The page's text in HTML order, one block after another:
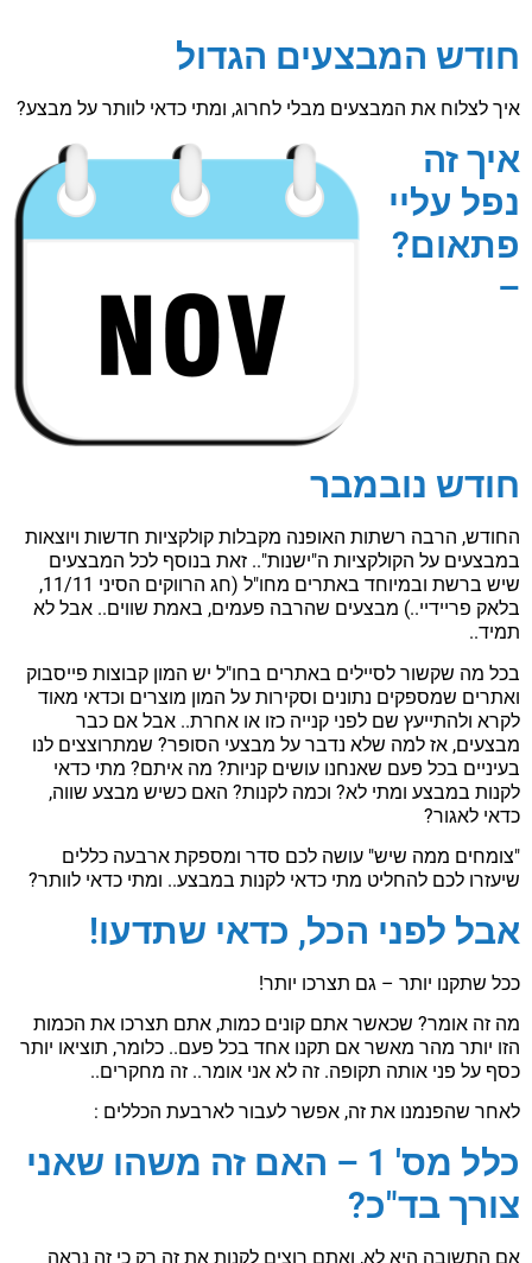
חודש המבצעים הגדול
איך לצלוח את המבצעים מבלי לחרוג, ומתי כדאי לוותר על מבצע?
איך זה
נפל עליי
פתאום?
–
חודש נובמבר
החודש, הרבה רשתות האופנה מקבלות קולקציות חדשות ויוצאות
במבצעים על הקולקציות ה"ישנות".. זאת בנוסף לכל המבצעים
שיש ברשת ובמיוחד באתרים מחו"ל (חג הרווקים הסיני 11/11,
בלאק פריידיי..) מבצעים שהרבה פעמים, באמת שווים.. אבל לא
תמיד..
בכל מה שקשור לסיילים באתרים בחו"ל יש המון קבוצות פייסבוק
ואתרים שמספקים נתונים וסקירות על המון מוצרים וכדאי מאוד
לקרא ולהתייעץ שם לפני קנייה כזו או אחרת.. אבל אם כבר
מבצעים, אז למה שלא נדבר על מבצעי הסופר? שמתרוצצים לנו
בעיניים בכל פעם שאנחנו עושים קניות? מה איתם? מתי כדאי
לקנות במבצע ומתי לא? וכמה לקנות? האם כשיש מבצע שווה,
כדאי לאגור?
"צומחים ממה שיש" עושה לכם סדר ומספקת ארבעה כללים
שיעזרו לכם להחליט מתי כדאי לקנות במבצע.. ומתי כדאי לוותר?
אבל לפני הכל, כדאי שתדעו!
ככל שתקנו יותר – גם תצרכו יותר!
מה זה אומר? שכאשר אתם קונים כמות, אתם תצרכו את הכמות
הזו יותר מהר מאשר אם תקנו אחד בכל פעם.. כלומר, תוציאו יותר
כסף על פני אותה תקופה. זה לא אני אומר.. זה מחקרים..
לאחר שהפנמנו את זה, אפשר לעבור לארבעת הכללים :
כלל מס' 1 – האם זה משהו שאני
צורך בד"כ?
אם התשובה היא לא, ואתם רוצים לקנות את זה רק כי זה נראה